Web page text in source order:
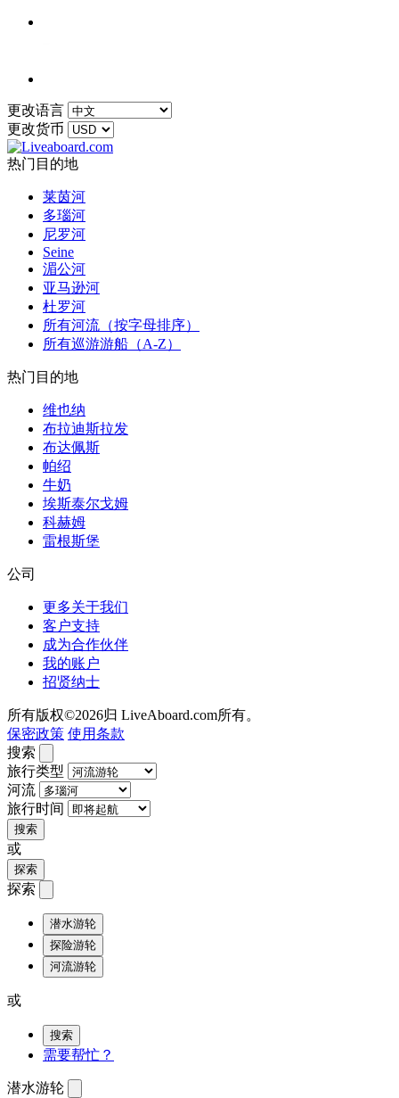
更改语言
更改货币
热门目的地
莱茵河
多瑙河
尼罗河
Seine
湄公河
亚马逊河
杜罗河
所有河流（按字母排序）
所有巡游游船（A-Z）
热门目的地
维也纳
布拉迪斯拉发
布达佩斯
帕绍
牛奶
埃斯泰尔戈姆
科赫姆
雷根斯堡
公司
更多关于我们
客户支持
成为合作伙伴
我的账户
招贤纳士
所有版权©2026归 LiveAboard.com所有。
保密政策 使用条款
搜索
旅行类型
河流
旅行时间
搜索
或
探索
探索
潜水游轮
探险游轮
河流游轮
或
搜索
需要帮忙？
潜水游轮